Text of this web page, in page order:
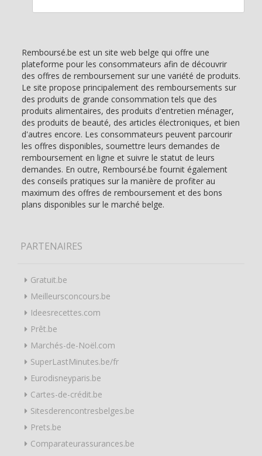
Remboursé.be est un site web belge qui offre une
plateforme pour les consommateurs afin de découvrir
des offres de remboursement sur une variété de produits.
Le site propose principalement des remboursements sur
des produits de grande consommation tels que des
produits alimentaires, des produits d'entretien ménager,
des produits de beauté, des articles électroniques, et bien
d'autres encore. Les consommateurs peuvent parcourir
les offres disponibles, soumettre leurs demandes de
remboursement en ligne et suivre le statut de leurs
demandes. En outre, Remboursé.be fournit également
des conseils pratiques sur la manière de profiter au
maximum des offres de remboursement et des bons
plans disponibles sur le marché belge.
PARTENAIRES
Gratuit.be
Meilleursconcours.be
Ideesrecettes.com
Prêt.be
Marchés-de-Noël.com
SuperLastMinutes.be/fr
Eurodisneyparis.be
Cartes-de-crédit.be
Sitesderencontresbelges.be
Prets.be
Comparateurassurances.be